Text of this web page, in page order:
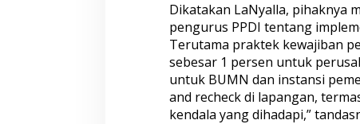
D
i
s
a
b
i
l
i
Dikatakan LaNyalla, pihaknya
pengurus PPDI tentang
Terutama praktek kewajiban
sebesar 1 persen untuk
untuk BUMN dan instansi
and recheck di lapangan,
kendala yang dihadapi,”